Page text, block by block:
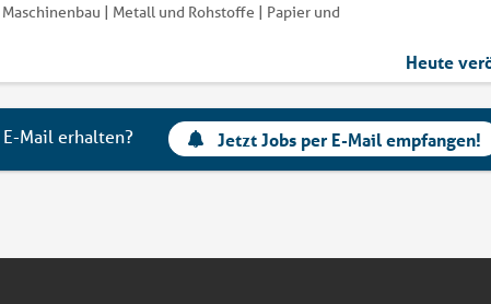
| Metall und Rohstoffe | Papier und
Heute
Mail erhalten? Jetzt Jobs per E-Mail empfangen!